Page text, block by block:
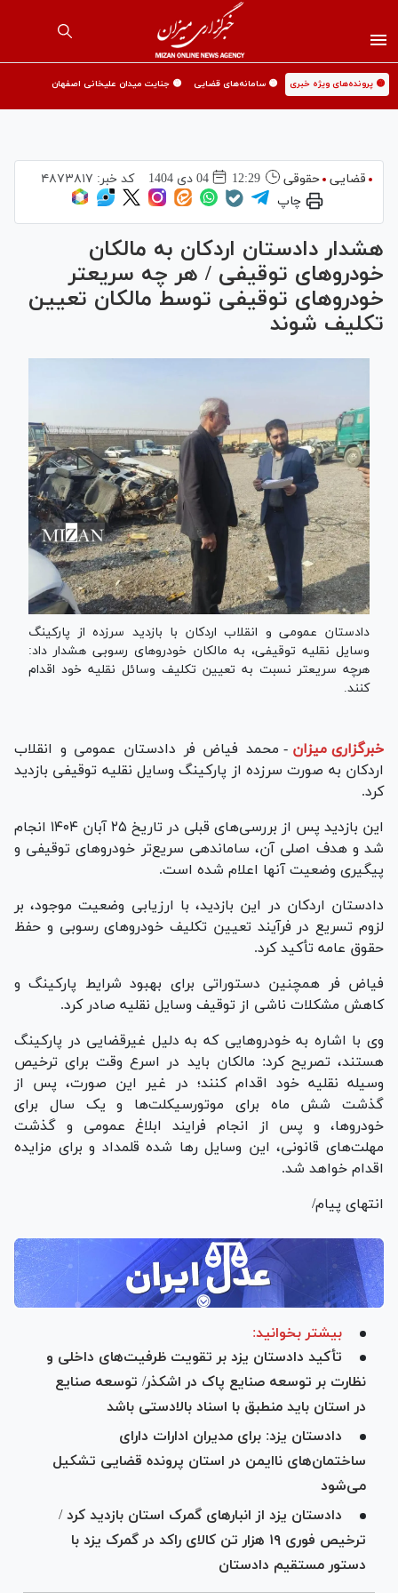
🟡 پرونده‌های ویژه خبری 🟡 سامانه‌های قضایی 🟡 جنایت میدان علیخانی اصفهان
قضایی حقوقی 12:29 04 دی 1404 کد خبر: ۴۸۷۳۸۱۷
چاپ
هشدار دادستان اردکان به مالکان
خودرو‌های توقیفی / هر چه سریعتر
خودرو‌های توقیفی توسط مالکان تعیین
تکلیف شوند
دادستان عمومی و انقلاب اردکان با بازدید سرزده از پارکینگ
وسایل نقلیه توقیفی، به مالکان خودروهای رسوبی هشدار داد:
هرچه سریعتر نسبت به تعیین تکلیف وسائل نقلیه خود اقدام
کنند.
خبرگزاری میزان - محمد فیاض فر دادستان عمومی و انقلاب
اردکان به صورت سرزده از پارکینگ وسایل نقلیه توقیفی بازدید
کرد.
این بازدید پس از بررسی‌های قبلی در تاریخ ۲۵ آبان ۱۴۰۴ انجام
شد و هدف اصلی آن، ساماندهی سریع‌تر خودروهای توقیفی و
پیگیری وضعیت آنها اعلام شده است.
دادستان اردکان در این بازدید، با ارزیابی وضعیت موجود، بر
لزوم تسریع در فرآیند تعیین تکلیف خودروهای رسوبی و حفظ
حقوق عامه تأکید کرد.
فیاض فر همچنین دستوراتی برای بهبود شرایط پارکینگ و
کاهش مشکلات ناشی از توقیف وسایل نقلیه صادر کرد.
وی با اشاره به خودروهایی که به دلیل غیرقضایی در پارکینگ
هستند، تصریح کرد: مالکان باید در اسرع وقت برای ترخیص
وسیله نقلیه خود اقدام کنند؛ در غیر این صورت، پس از
گذشت شش ماه برای موتورسیکلت‌ها و یک سال برای
خودروها، و پس از انجام فرایند ابلاغ عمومی و گذشت
مهلت‌های قانونی، این وسایل رها شده قلمداد و برای مزایده
اقدام خواهد شد.
انتهای پیام/
بیشتر بخوانید:
تأکید دادستان یزد بر تقویت ظرفیت‌های داخلی و
نظارت بر توسعه صنایع پاک در اشکذر/ توسعه صنایع
در استان باید منطبق با اسناد بالادستی باشد
دادستان یزد: برای مدیران ادارات دارای
ساختمان‌های ناایمن در استان پرونده قضایی تشکیل
می‌شود
دادستان یزد از انبار‌های گمرک استان بازدید کرد /
ترخیص فوری ۱۹ هزار تن کالای راکد در گمرک یزد با
دستور مستقیم دادستان